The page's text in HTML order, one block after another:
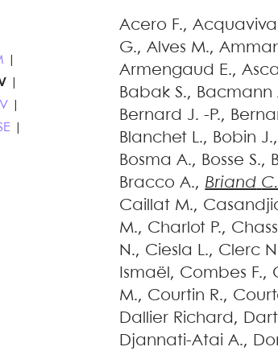
|
Acero F.,Acquaviva
G.,Alves M.,
Armengaud
E.,
Babak S., Bacmann
Bernard J. -P.,
Blanchet L., Bobin J.,
Bosma A., Bosse S.,
Bracco A., Briand C.
Caillat M.,
M., Charlot P.,
N., Ciesla L., Clerc
Ismaël , Combes F.,
M., Courtin R.,
Dallier Richard ,
Djannati-Atai A.,